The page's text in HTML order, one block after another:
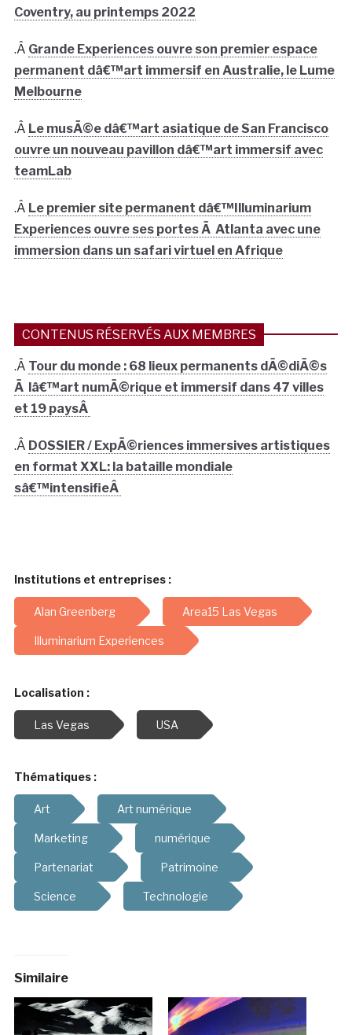
Coventry, au printemps 2022
.Â Grande Experiences ouvre son premier espace
permanent dâ€™art immersif en Australie, le Lume
Melbourne
.Â Le musÃ©e dâ€™art asiatique de San Francisco
ouvre un nouveau pavillon dâ€™art immersif avec
teamLab
.Â Le premier site permanent dâ€™Illuminarium
Experiences ouvre ses portes Ã Atlanta avec une
immersion dans un safari virtuel en Afrique
CONTENUS RÉSERVÉS AUX MEMBRES
.Â Tour du monde : 68 lieux permanents dÃ©diÃ©s
Ã lâ€™art numÃ©rique et immersif dans 47 villes
et 19 paysÂ
.Â DOSSIER / ExpÃ©riences immersives artistiques
en format XXL: la bataille mondiale
sâ€™intensifieÂ
Institutions et entreprises :
Alan Greenberg Area15 Las Vegas
Illuminarium Experiences
Localisation :
Las Vegas USA
Thématiques :
Art Art numérique
Marketing numérique
Partenariat Patrimoine
Science Technologie
Similaire